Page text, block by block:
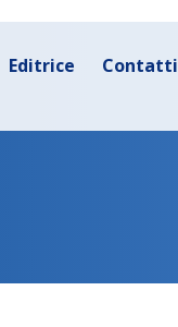
Editrice Contatti